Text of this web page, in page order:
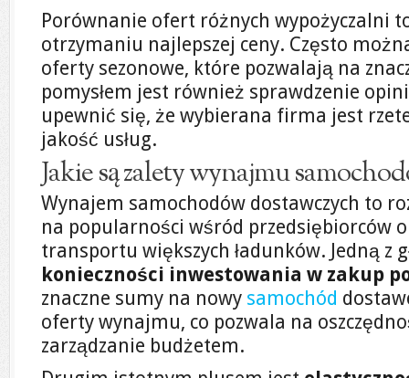
Porównanie ofert różnych wypożyczalni
otrzymaniu najlepszej ceny. Często
oferty sezonowe, które pozwalają na
pomysłem jest również sprawdzenie
upewnić się, że wybierana firma jest
jakość usług.
Jakie są zalety wynajmu
Wynajem samochodów dostawczych to
na popularności wśród przedsiębiorców
transportu większych ładunków. Jedną z
konieczności inwestowania w zakup
znaczne sumy na nowy samochód
oferty wynajmu, co pozwala na
zarządzanie budżetem.